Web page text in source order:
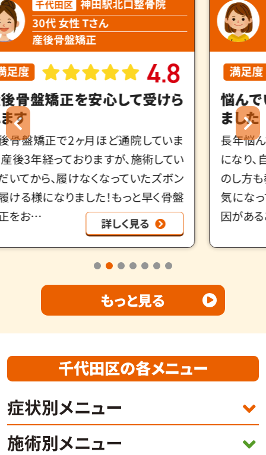
千代田区 神田駅北口整骨院
30代 女性 Tさん
産後骨盤矯正
足度 4.8
骨盤矯正を安心して受けら
す
骨盤矯正で2ヶ月ほど通院していま
産後3年経っておりますが、施術してい
いてから、履けなくなっていたズボン
ける様になりました！もっと早く骨盤
をお…
詳しく見る
満足度
悩ん
ました
長年悩
になり
のし方
気にな
因があ
もっと見る
千代田区の各メニュー
症状別メニュー
施術別メニュー